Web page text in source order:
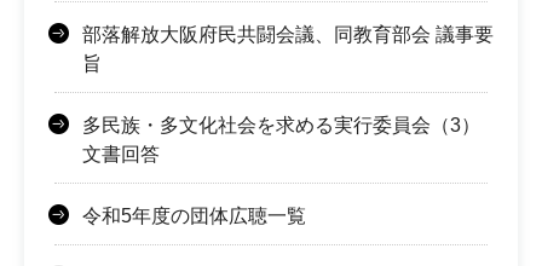
部落解放大阪府民共闘会議、同教育部会 議事要
旨
多民族・多文化社会を求める実行委員会（3）
文書回答
令和5年度の団体広聴一覧